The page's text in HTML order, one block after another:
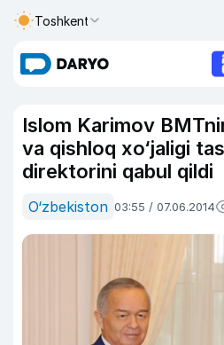
Toshkent
Islom Karimov
va qishloq xo‘jaligi
direktorini qabul qildi
O‘zbekiston 03:55 / 07.06.2014